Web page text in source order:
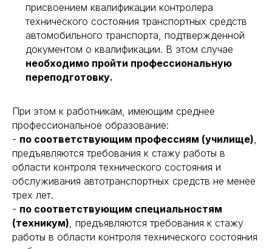
присвоением квалификации контролера
технического состояния транспортных средств
автомобильного транспорта, подтвержденной
документом о квалификации. В этом случае
необходимо пройти профессиональную
переподготовку.
При этом к работникам, имеющим среднее
профессиональное образование:
- по соответствующим профессиям (училище),
предъявляются требования к стажу работы в
области контроля технического состояния и
обслуживания автотранспортных средств не менее
трех лет.
- по соответствующим специальностям
(техникум), предъявляются требования к стажу
работы в области контроля технического состояния